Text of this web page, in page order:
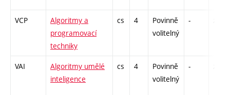
VCP
Algoritmy a
programovací
techniky
cs 4
Povinně
volitelný
-
VAI
Algoritmy umělé
inteligence
cs 4
Povinně
volitelný
-